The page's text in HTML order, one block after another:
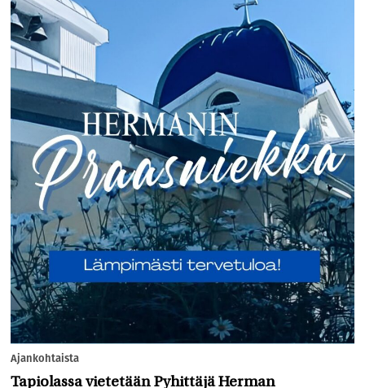
Ajankohtaista
Tapiolassa vietetään Pyhittäjä Herman